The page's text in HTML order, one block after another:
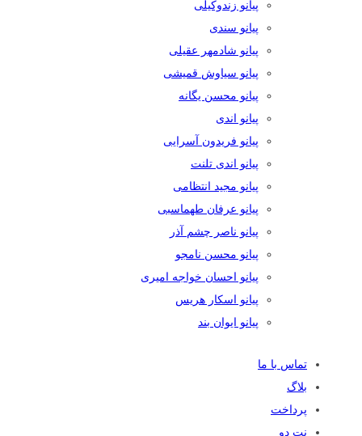
پیانو زندوکیلی
پیانو سندی
پیانو شادمهر عقیلی
پیانو سیاوش قمیشی
پیانو محسن یگانه
پیانو اندی
پیانو فریدون آسرایی
پیانو اندی تلنت
پیانو مجید انتظامی
پیانو عرفان طهماسبی
پیانو ناصر چشم آذر
پیانو محسن نامجو
پیانو احسان خواجه امیری
پیانو اسکار هریس
پیانو ایوان بند
تماس با ما
بلاگ
پرداخت
نت دو